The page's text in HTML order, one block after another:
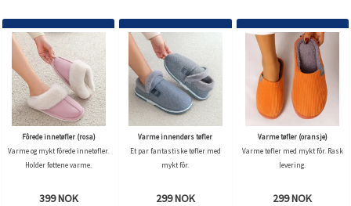
Fôrede innetøfler (rosa)
Varme og mykt fôrede innetøfler.
Holder føttene varme.
399 NOK
Varme innendørs tøfler
Et par fantastiske tøfler med
mykt fôr.
299 NOK
Varme tøfler (oransje)
Varme tøfler med mykt fôr. Rask
levering.
299 NOK